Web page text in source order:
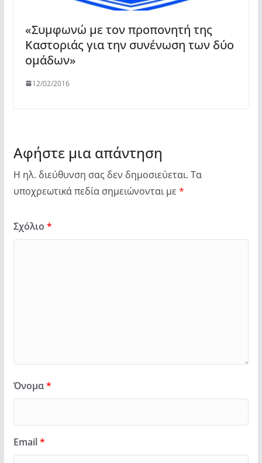
«Συμφωνώ με τον προπονητή της
Καστοριάς για την συνένωση των δύο
ομάδων»
12/02/2016
Αφήστε μια απάντηση
Η ηλ. διεύθυνση σας δεν δημοσιεύεται. Τα
υποχρεωτικά πεδία σημειώνονται με *
Σχόλιο *
Όνομα*
Email*